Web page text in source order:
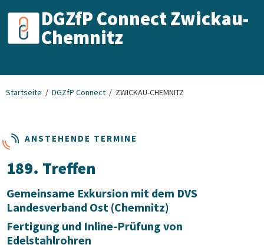
DGZfP Connect Zwickau-
Chemnitz
Startseite DGZfP Connect ZWICKAU-CHEMNITZ
ANSTEHENDE TERMINE
189. Treffen
Gemeinsame Exkursion mit dem DVS
Landesverband Ost (Chemnitz)
Fertigung und Inline-Prüfung von
Edelstahlrohren